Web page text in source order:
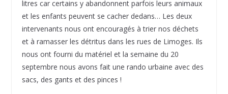
litres car certains y abandonnent parfois leurs animaux
et les enfants peuvent se cacher dedans… Les deux
intervenants nous ont encouragés à trier nos déchets
et à ramasser les détritus dans les rues de Limoges. Ils
nous ont fourni du matériel et la semaine du 20
septembre nous avons fait une rando urbaine avec des
sacs, des gants et des pinces !